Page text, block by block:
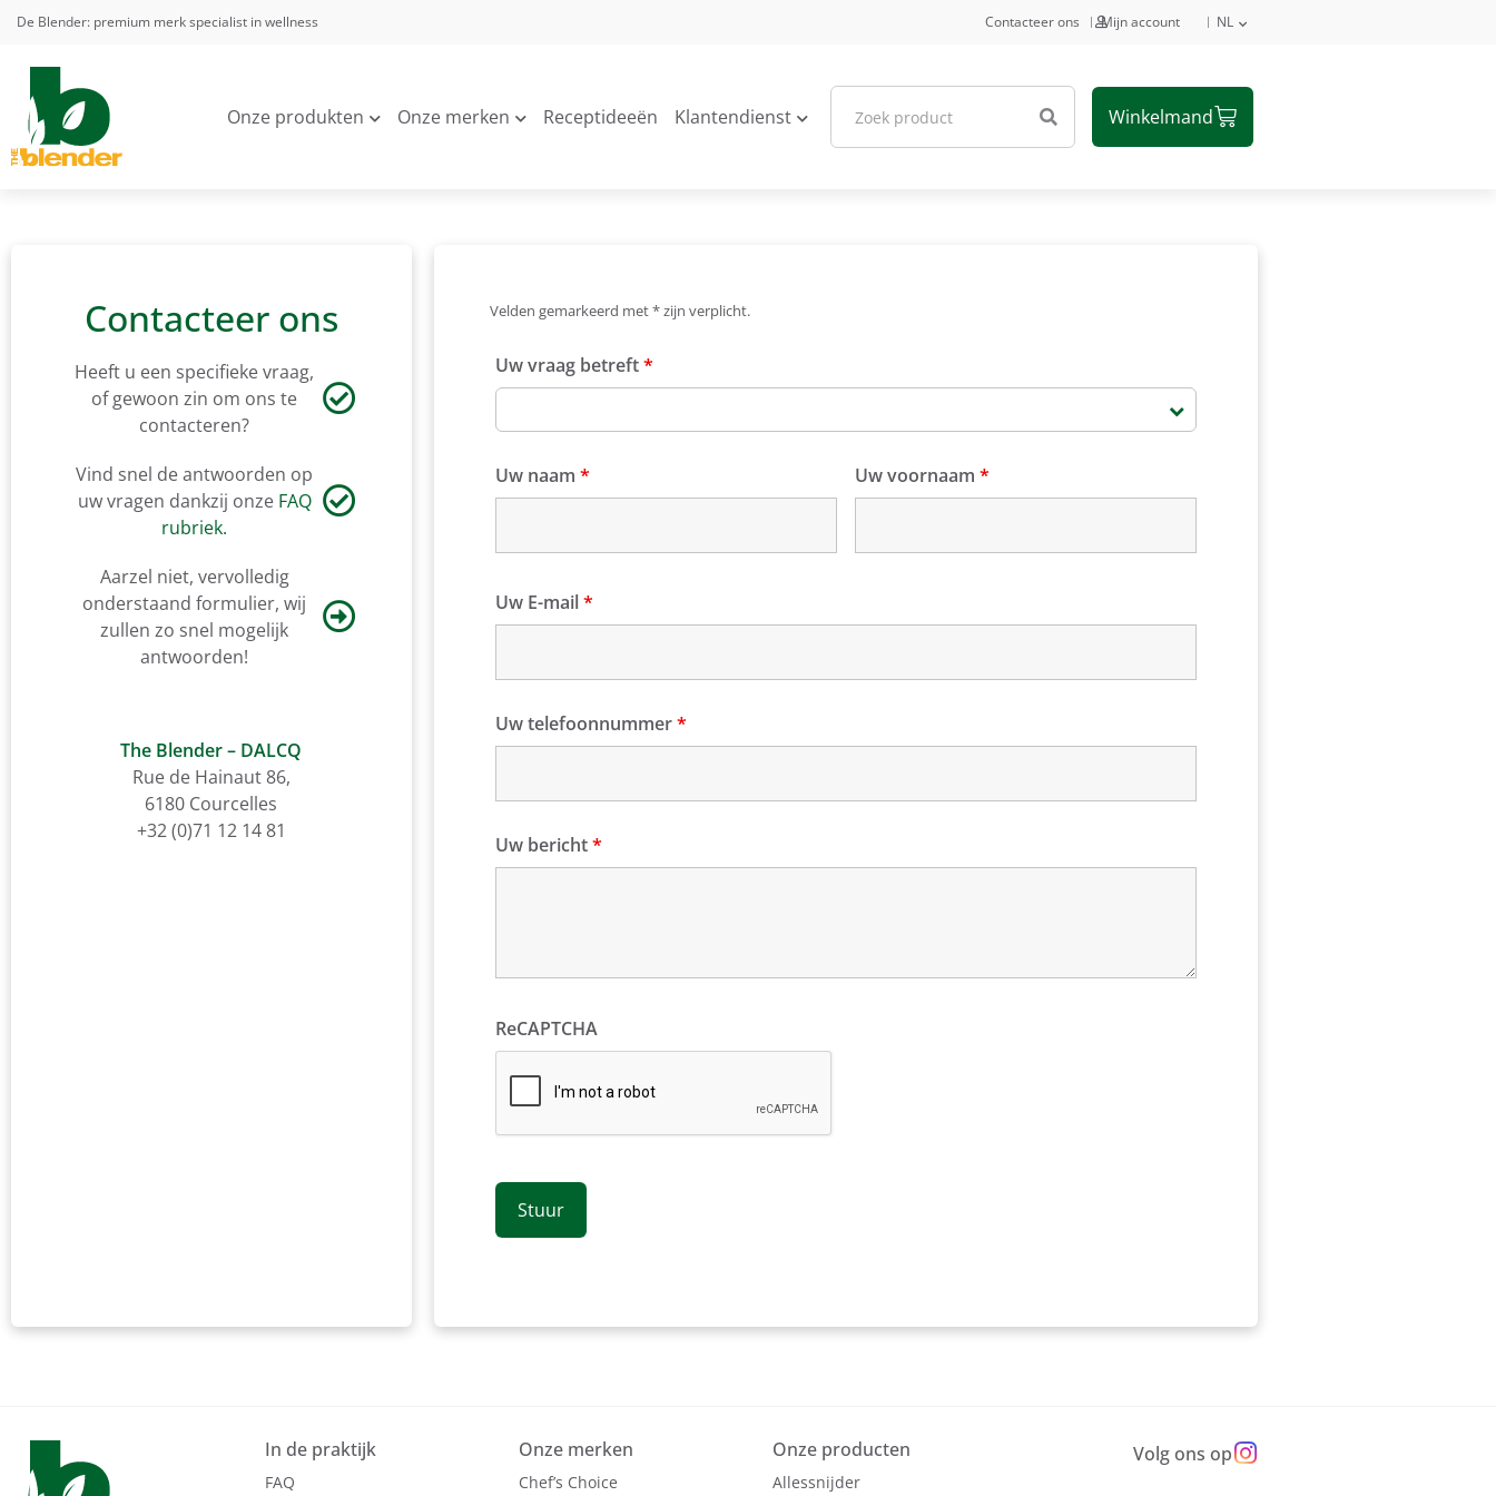
De Blender: premium merk specialist in wellness Contacteer ons Mijn account NL
Onze produkten Onze merken Receptideeën Klantendienst
Contacteer ons
Heeft u een specifieke vraag,
of gewoon zin om ons te
contacteren?
Vind snel de antwoorden op
uw vragen dankzij onze FAQ
rubriek.
Aarzel niet, vervolledig
onderstaand formulier, wij
zullen zo snel mogelijk
antwoorden!
The Blender – DALCQ
Rue de Hainaut 86,
6180 Courcelles
+32 (0)71 12 14 81
Velden gemarkeerd met * zijn verplicht.
Uw vraag betreft*
Uw naam * Uw voornaam*
Uw E-mail*
Uw telefoonnummer*
Uw bericht*
ReCAPTCHA
In de praktijk
FAQ
Onze merken
Chef’s Choice
Onze producten
Allessnijder
Volg ons op